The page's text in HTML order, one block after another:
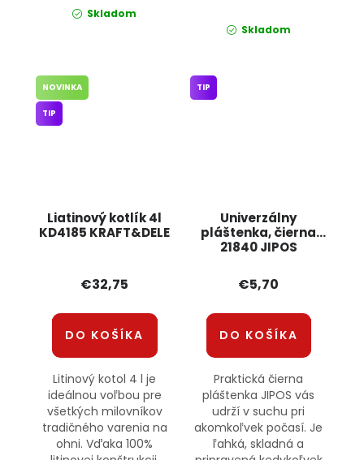
Skladom
Skladom
Liatinový kotlík 4l
KD4185 KRAFT&DELE
NOVINKA
TIP
€32,75
DO KOŠÍKA
Litinový kotol 4 l je
ideálnou voľbou pre
všetkých milovníkov
tradičného varenia na
ohni. Vďaka 100%
Univerzálny
pláštenka, čierna
21840 JIPOS
TIP
€5,70
DO KOŠÍKA
Praktická čierna
pláštenka JIPOS vás
udrží v suchu pri
akomkoľvek počasí. Je
ľahká, skladná a